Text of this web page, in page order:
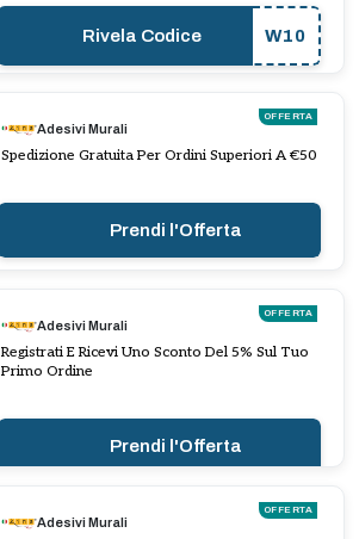
Rivela Codice W10
OFFERTA
Adesivi Murali
Spedizione Gratuita Per Ordini Superiori A €50
Prendi l'Offerta
OFFERTA
Adesivi Murali
Registrati E Ricevi Uno Sconto Del 5% Sul Tuo
Primo Ordine
Prendi l'Offerta
OFFERTA
Adesivi Murali